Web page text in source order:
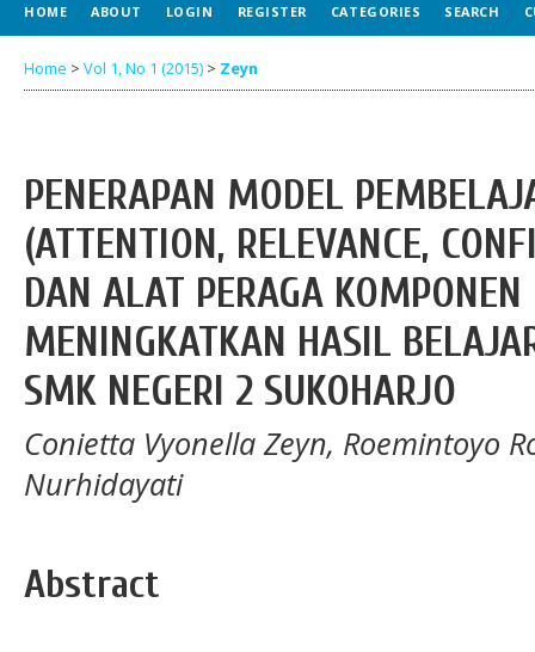
HOME ABOUT LOGIN REGISTER CATEGORIES SEARCH
Home > Vol 1, No 1 (2015) > Zeyn
PENERAPAN MODEL
(ATTENTION, RELEVANCE,
DAN ALAT PERAGA
MENINGKATKAN HASIL
SMK NEGERI 2 SUKOHARJO
Conietta Vyonella Zeyn, Roemintoyo
Nurhidayati
Abstract